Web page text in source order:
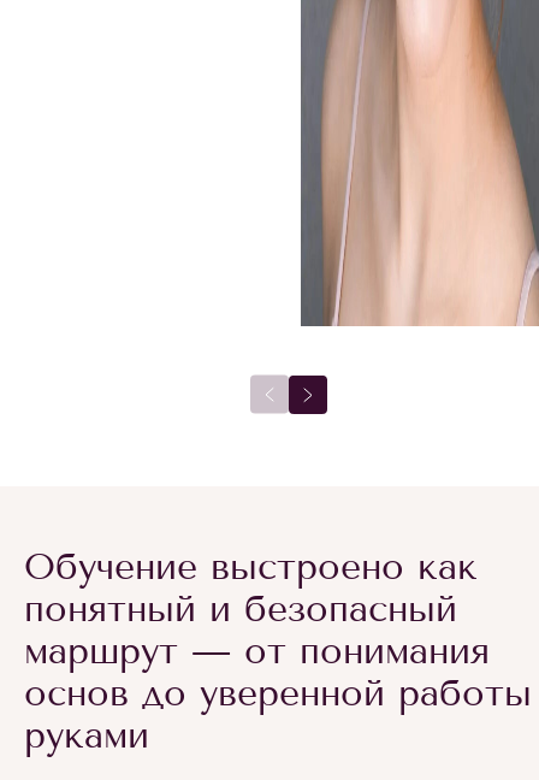
Обучение выстроено как
понятный и безопасный
маршрут — от понимания
основ до уверенной работы
руками